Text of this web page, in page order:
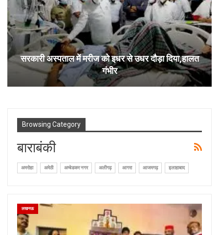
सरकारी अस्पताल में मरीज को इधर से उधर दौड़ा दिया,हालत
गंभीर
Browsing Category
बाराबंकी
अमरोहा अमेठी अम्बेडकर नगर अलीगढ़ आगरा आजमगढ़ इलाहाबाद
लखनऊ